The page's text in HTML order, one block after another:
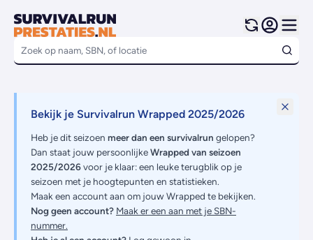
Bekijk je Survivalrun Wrapped 2025/2026
Heb je dit seizoen meer dan een survivalrun gelopen?
Dan staat jouw persoonlijkeWrapped van seizoen
2025/2026voor je klaar: een leuke terugblik op je
seizoen met je hoogtepunten en statistieken.
Maak een account aan om jouw Wrapped te bekijken.
Nog geen account? Maak er een aan met je SBN-
nummer.